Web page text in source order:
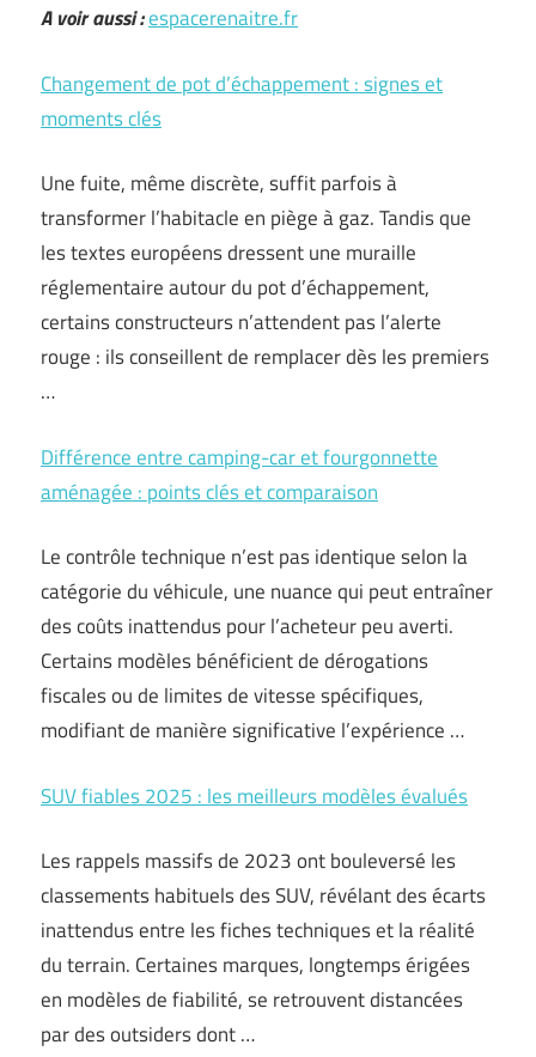
A voir aussi :espacerenaitre.fr
Changement de pot d’échappement : signes et
moments clés
Une fuite, même discrète, suffit parfois à
transformer l’habitacle en piège à gaz. Tandis que
les textes européens dressent une muraille
réglementaire autour du pot d’échappement,
certains constructeurs n’attendent pas l’alerte
rouge : ils conseillent de remplacer dès les premiers
…
Différence entre camping-car et fourgonnette
aménagée : points clés et comparaison
Le contrôle technique n’est pas identique selon la
catégorie du véhicule, une nuance qui peut entraîner
des coûts inattendus pour l’acheteur peu averti.
Certains modèles bénéficient de dérogations
fiscales ou de limites de vitesse spécifiques,
modifiant de manière significative l’expérience …
SUV fiables 2025 : les meilleurs modèles évalués
Les rappels massifs de 2023 ont bouleversé les
classements habituels des SUV, révélant des écarts
inattendus entre les fiches techniques et la réalité
du terrain. Certaines marques, longtemps érigées
en modèles de fiabilité, se retrouvent distancées
par des outsiders dont …